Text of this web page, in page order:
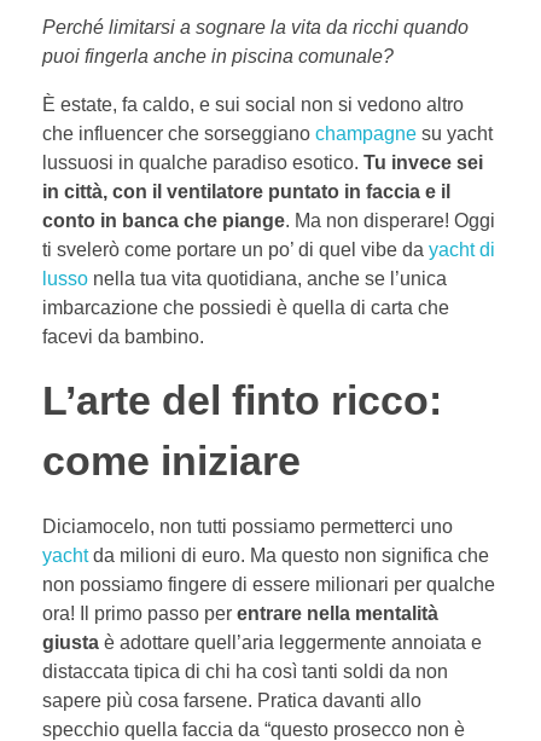
Perché limitarsi a sognare la vita da ricchi quando
puoi fingerla anche in piscina comunale?
È estate, fa caldo, e sui social non si vedono altro
che influencer che sorseggiano champagne su yacht
lussuosi in qualche paradiso esotico. Tu invece sei
in città, con il ventilatore puntato in faccia e il
conto in banca che piange. Ma non disperare! Oggi
ti svelerò come portare un po’ di quel vibe da yacht di
lusso nella tua vita quotidiana, anche se l’unica
imbarcazione che possiedi è quella di carta che
facevi da bambino.
L’arte del finto ricco:
come iniziare
Diciamocelo, non tutti possiamo permetterci uno
yachtda milioni di euro. Ma questo non significa che
non possiamo fingere di essere milionari per qualche
ora! Il primo passo per entrare nella mentalità
giusta è adottare quell’aria leggermente annoiata e
distaccata tipica di chi ha così tanti soldi da non
sapere più cosa farsene. Pratica davanti allo
specchio quella faccia da “questo prosecco non è